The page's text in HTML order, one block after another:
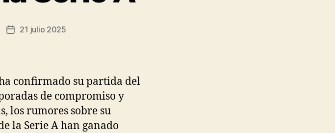
Fecha21 julio 2025
confirmado su partida del
de compromiso y
los rumores sobre su
la Serie A han ganado